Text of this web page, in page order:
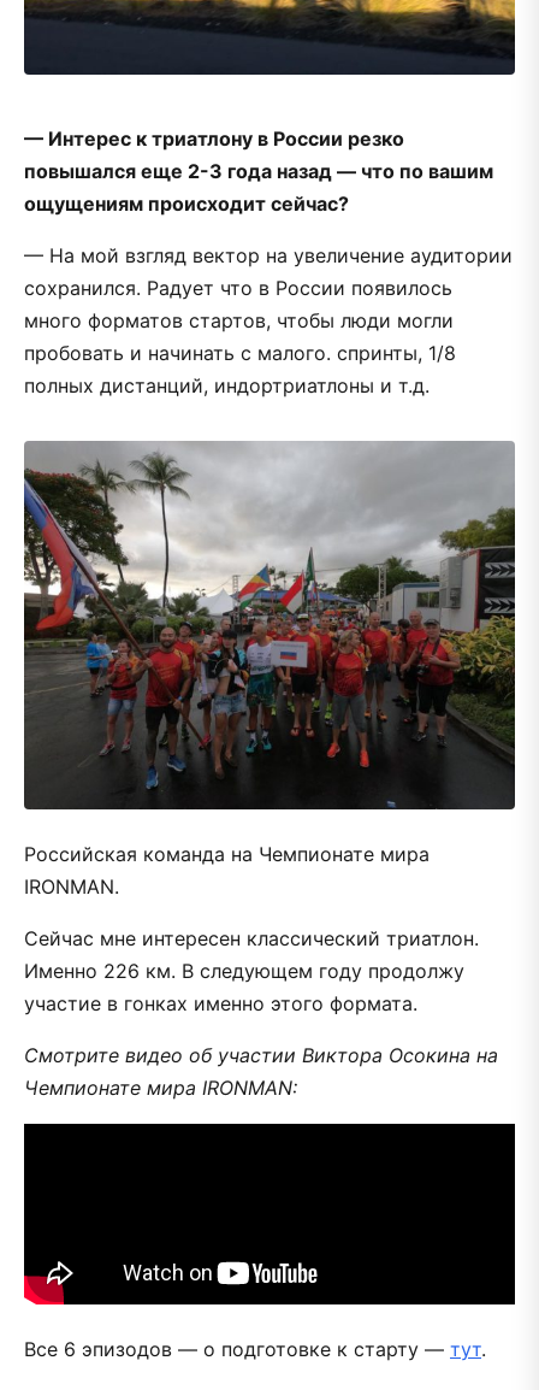
— Интерес к триатлону в России резко
повышался еще 2-3 года назад — что по вашим
ощущениям происходит сейчас?
— На мой взгляд вектор на увеличение аудитории
сохранился. Радует что в России появилось
много форматов стартов, чтобы люди могли
пробовать и начинать с малого. спринты, 1/8
полных дистанций, индортриатлоны и т.д.
Российская команда на Чемпионате мира
IRONMAN.
Сейчас мне интересен классический триатлон.
Именно 226 км. В следующем году продолжу
участие в гонках именно этого формата.
Смотрите видео об участии Виктора Осокина на
Чемпионате мира IRONMAN:
Все 6 эпизодов — о подготовке к старту — тут.